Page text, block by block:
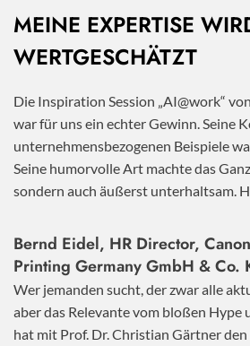
MEINE EXPERTISE
WERTGESCHÄTZT
Die Inspiration Session „AI@work“
war für uns ein echter Gewinn. Seine
unternehmensbezogenen Beispiele
Seine humorvolle Art machte das
sondern auch äußerst unterhaltsam.
Bernd Eidel, HR Director,
Printing Germany GmbH & Co.
Wer jemanden sucht, der zwar alle
aber das Relevante vom bloßen Hype
hat mit Prof. Dr. Christian Gärtner